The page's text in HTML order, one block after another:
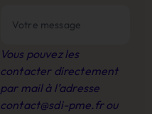
Vous pouvez les
contacter directement
par mail à l’adresse
contact@sdi-pme.frou